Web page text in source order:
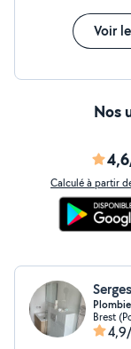
bac de douche baignoire. -
en main pose
douche a
chaude
Voir
Nos
Calculé à partir
Brest